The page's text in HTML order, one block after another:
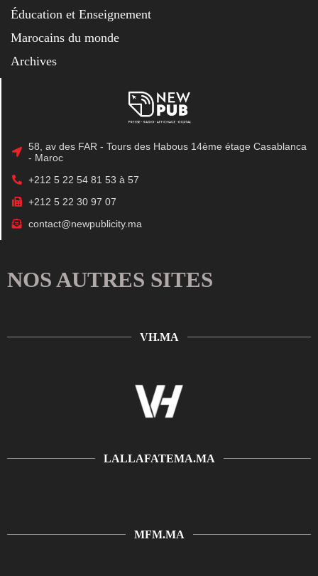
Éducation et Enseignement
Marocains du monde
Archives
58, av des FAR - Tours des Habous 14ème étage Casablanca
- Maroc
+212 5 22 54 81 53 à 57
+212 5 22 30 97 07
contact@newpublicity.ma
NOS AUTRES SITES
VH.MA
LALLAFATEMA.MA
MFM.MA